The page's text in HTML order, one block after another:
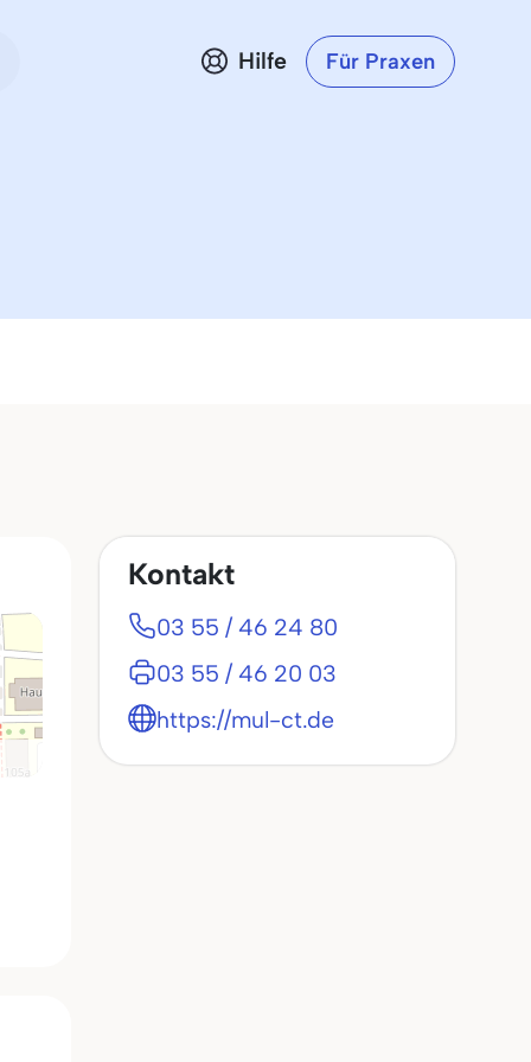
Hilfe Für Praxen
Kontakt
03 55 / 46 24 80
03 55 / 46 20 03
https://mul-ct.de